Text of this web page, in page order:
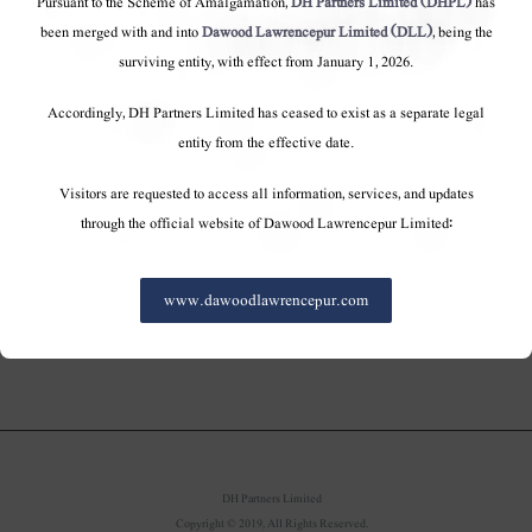
been merged with and intoDawood Lawrencepur Limited (DLL), being the
surviving entity, with effect from January 1, 2026.
Accordingly, DH Partners Limited has ceased to exist as a separate legal
entity from the effective date.
Visitors are requested to access all information, services, and updates
through the official website of Dawood Lawrencepur Limited:
www.dawoodlawrencepur.com
نتائج کا اعلان کیا ، ٹیکس کے بعد خالص منافع (پی اے ٹی) کو
غیر مصدقہ بنیاد پر ۹۔۴ ارب روپے بتایا ، جس نے ۸۔۱۱ روپے
کی فی حصص آمدنی (ای پی ایس) میں ترجمہ کیا۔ کمپنی نے
نتائج کے ساتھ فی شیئر ۴۔۵۰ روپے پر حتمی نقد منافع کا بھی
اعلان کیا ، جس سے مجموعی طور پر ادائیگی آٹھ روپے فی
دیکھا اور ان سرمایہ کاروں نے گرمجوشی سے استقبال کیا
DH Partners Limited
Copyright © 2019, All Rights Reserved.